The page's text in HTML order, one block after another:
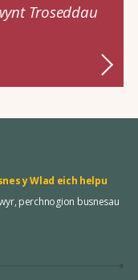
Troseddau
y Wlad eich helpu
perchnogion busnesau